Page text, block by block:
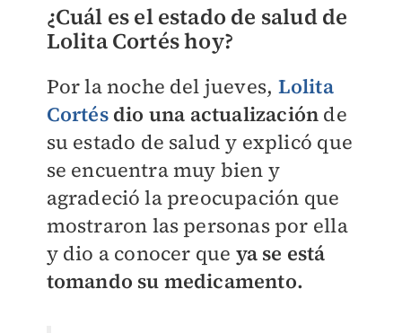
¿Cuál es el estado de salud de
Lolita Cortés hoy?
Por la noche del jueves, Lolita
Cortésdio una actualización de
su estado de salud y explicó que
se encuentra muy bien y
agradeció la preocupación que
mostraron las personas por ella
y dio a conocer que ya se está
tomando su medicamento.